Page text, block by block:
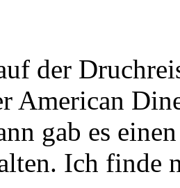
der
American
gab es
Ich finde